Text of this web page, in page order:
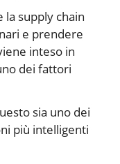
la supply chain
e prendere
inteso in
dei fattori
sia uno dei
più intelligenti